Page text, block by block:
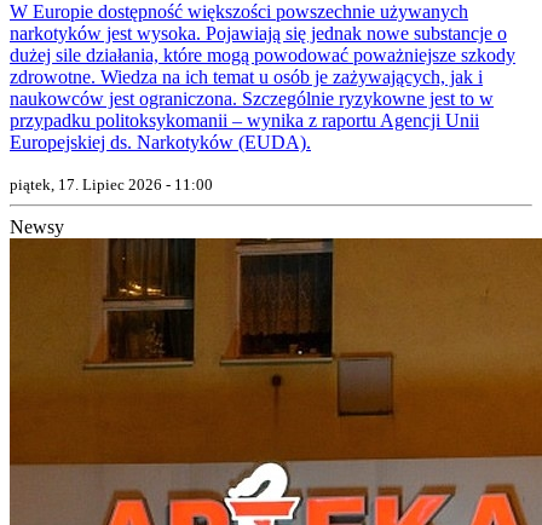
W Europie dostępność większości powszechnie używanych
narkotyków jest wysoka. Pojawiają się jednak nowe substancje o
dużej sile działania, które mogą powodować poważniejsze szkody
zdrowotne. Wiedza na ich temat u osób je zażywających, jak i
naukowców jest ograniczona. Szczególnie ryzykowne jest to w
przypadku politoksykomanii – wynika z raportu Agencji Unii
Europejskiej ds. Narkotyków (EUDA).
piątek, 17. Lipiec 2026 - 11:00
Newsy